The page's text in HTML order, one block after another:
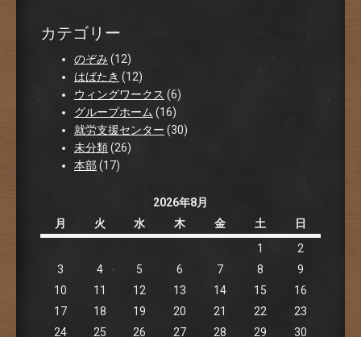
カテゴリー
のぞみ (12)
はばたき (12)
ウィングワークス (6)
グループホーム (16)
就労支援センター (30)
未分類(26)
本部(17)
2026年8月
月
火 水 木 金 土
日
1
2
3
4 5 6 7 8
9
10
11 12 13 14 15
16
17
18 19 20 21 22
23
24
25 26 27 28 29 30